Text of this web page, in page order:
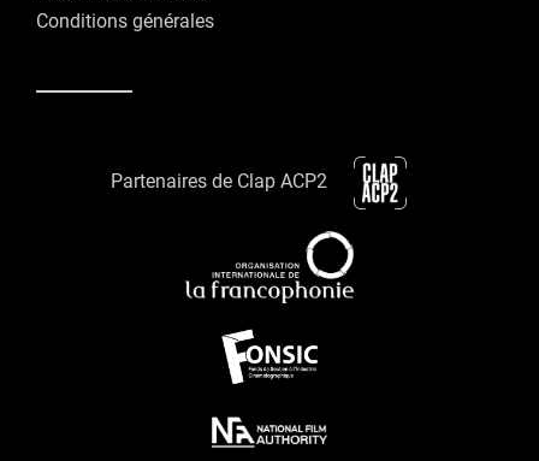
Conditions générales
Partenaires de Clap ACP2